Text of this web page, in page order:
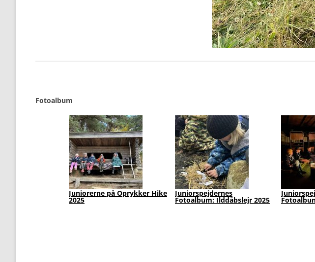
Fotoalbum
på Oprykker Hike Juniorspejdernes
Fotoalbum: Ilddåbslejr 2025
Juniorspejdernes
Fotoalbum: Burgundia 2024